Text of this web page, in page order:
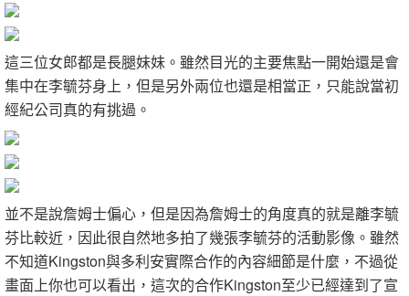
這三位女郎都是長腿妹妹。雖然目光的主要焦點一開始還是會
集中在李毓芬身上，但是另外兩位也還是相當正，只能說當初
經紀公司真的有挑過。
並不是說詹姆士偏心，但是因為詹姆士的角度真的就是離李毓
芬比較近，因此很自然地多拍了幾張李毓芬的活動影像。雖然
不知道Kingston與多利安實際合作的內容細節是什麼，不過從
畫面上你也可以看出，這次的合作Kingston至少已經達到了宣